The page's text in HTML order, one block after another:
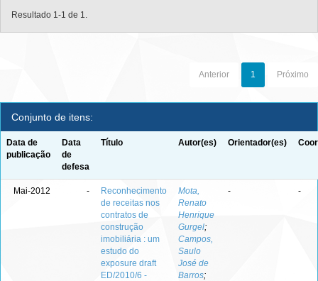
Resultado 1-1 de 1.
Anterior 1 Próximo
Conjunto de itens:
Data de
publicação
Data
de
defesa
Título Autor(es) Orientador(es)
Mai-2012 -
Reconhecimento
de receitas nos
contratos de
construção
imobiliária : um
estudo do
exposure draft
ED/2010/6 -
Mota,
Renato
Henrique
Gurgel;
Campos,
Saulo
José de
Barros;
- -